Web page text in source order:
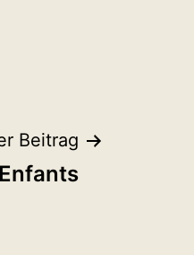
Beitrag